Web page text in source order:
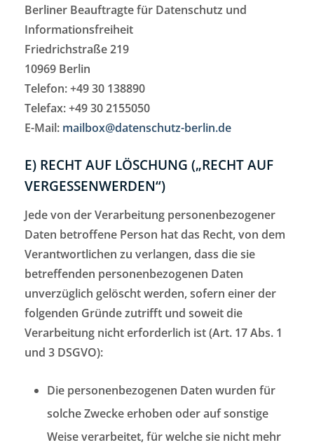
Berliner Beauftragte für Datenschutz und
Informationsfreiheit
Friedrichstraße 219
10969 Berlin
Telefon: +49 30 138890
Telefax: +49 30 2155050
E-Mail: mailbox@datenschutz-berlin.de
E) RECHT AUF LÖSCHUNG („RECHT AUF
VERGESSENWERDEN“)
Jede von der Verarbeitung personenbezogener
Daten betroffene Person hat das Recht, von dem
Verantwortlichen zu verlangen, dass die sie
betreffenden personenbezogenen Daten
unverzüglich gelöscht werden, sofern einer der
folgenden Gründe zutrifft und soweit die
Verarbeitung nicht erforderlich ist (Art. 17 Abs. 1
und 3 DSGVO):
Die personenbezogenen Daten wurden für
solche Zwecke erhoben oder auf sonstige
Weise verarbeitet, für welche sie nicht mehr